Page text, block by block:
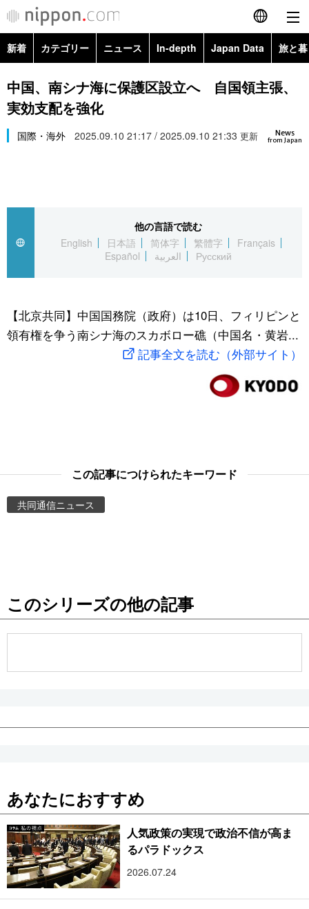
English
简体字
Русский
カテゴリー
経済・ビジネス
国際
文化
トップ
アーカイブ
In-depth
Japan Data
動画/Live
お知らせ
新着 カテゴリー ニュース In-depth Japan Data 旅と
政治・外交
経済・ビジネス
スポーツ・東京2020
Topics
中国、南シナ海に保護区設立へ 自国領主張、
実効支配を強化
News
from Japan
国際・海外 2025.09.10 21:17 / 2025.09.10 21:33 更新
他の言語で読む
English
日本語 简体字 繁體字
Français
Español
العربية Русский
【北京共同】中国国務院（政府）は10日、フィリピンと
領有権を争う南シナ海のスカボロー礁（中国名・黄岩...
記事全文を読む（外部サイト）
この記事につけられたキーワード
共同通信ニュース
このシリーズの他の記事
あなたにおすすめ
人気政策の実現で政治不信が高ま
るパラドックス
2026.07.24